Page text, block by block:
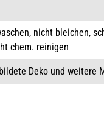
nicht bleichen,
chem. reinigen
Deko und weitere